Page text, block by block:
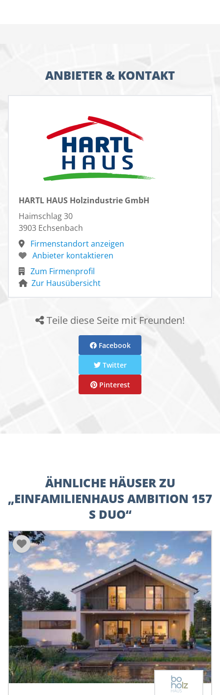
ANBIETER & KONTAKT
HARTL HAUS Holzindustrie GmbH
Haimschlag 30
3903 Echsenbach
Firmenstandort anzeigen
Anbieter kontaktieren
Zum Firmenprofil
Zur Hausübersicht
Teile diese Seite mit Freunden!
Facebook
Twitter
Pinterest
ÄHNLICHE HÄUSER ZU
„EINFAMILIENHAUS AMBITION 157
S DUO“